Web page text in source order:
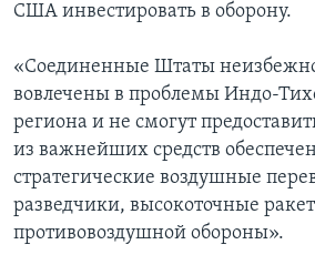
США инвестировать в оборону.
«Соединенные Штаты
вовлечены в проблемы Индо-
региона и не смогут
из важнейших средств
стратегические воздушные
разведчики, высокоточные
противовоздушной обороны».